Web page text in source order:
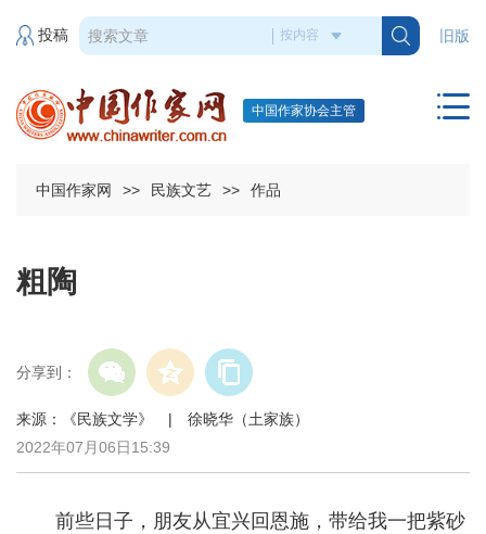
旧版
投稿
中国作家协会主管
中国作家网 >> 民族文艺 >> 作品
粗陶
分享到：
来源：《民族文学》 | 徐晓华（土家族）
2022年07月06日15:39
前些日子，朋友从宜兴回恩施，带给我一把紫砂